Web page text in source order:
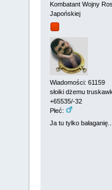
Kombatant Wojny
Japońskiej
Wiadomości: 61159
słoiki dżemu
+65535/-32
Płeć:
Ja tu tylko bałaganię...